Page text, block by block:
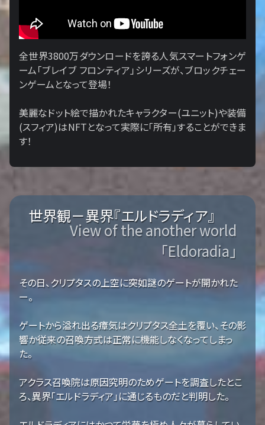
全世界3800万ダウンロードを誇る人気スマートフォンゲ
ーム「ブレイブ フロンティア」シリーズが、ブロックチェー
ンゲームとなって登場！
美麗なドット絵で描かれたキャラクター(ユニット)や装備
(スフィア)はNFTとなって実際に「所有」することができま
す！
世界観－異界『エルドラディア』
View of the another world
「Eldoradia」
その日、クリプタスの上空に突如謎のゲートが開かれた
ー。
ゲートから溢れ出る瘴気はクリプタス全土を覆い、その影
響か従来の召喚方式は正常に機能しなくなってしまっ
た。
アクラス召喚院は原因究明のためゲートを調査したとこ
ろ、異界「エルドラディア」に通じるものだと判明した。